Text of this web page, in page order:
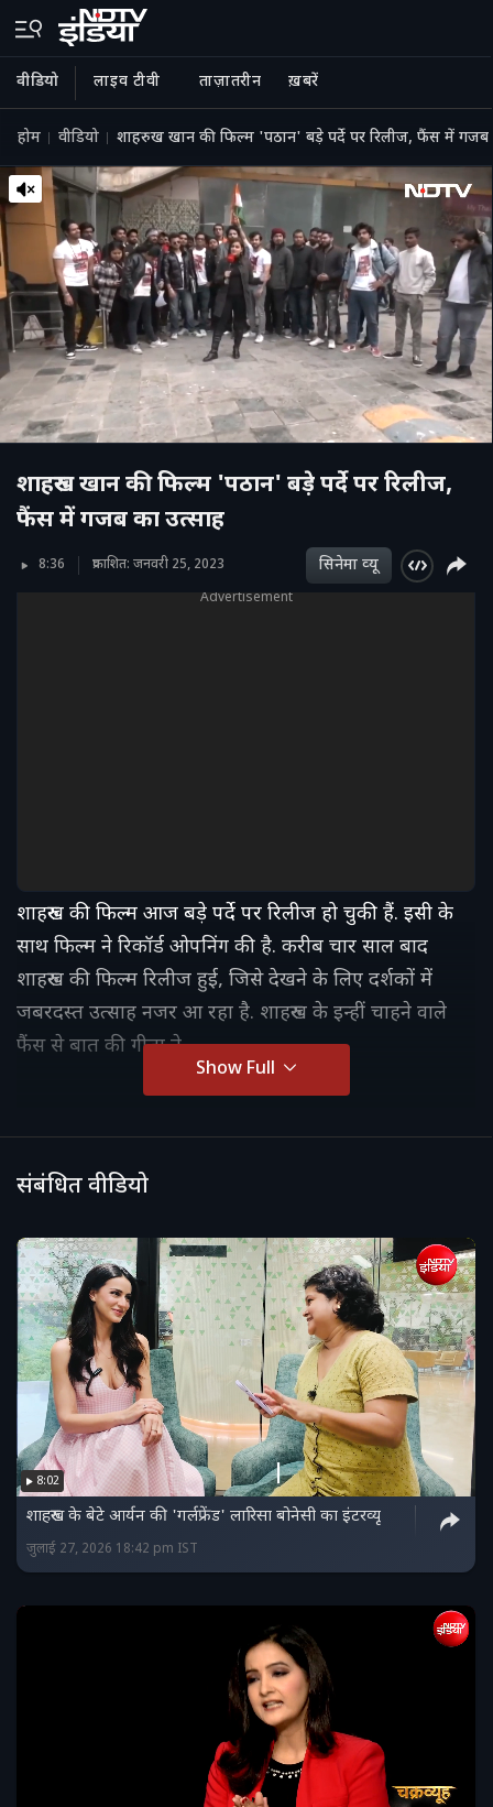
वीडियो लाइव टीवी ताज़ातरीन ख़बरें
होम वीडियो शाहरुख खान की फिल्म 'पठान' बड़े पर्दे पर रिलीज, फैंस में गजब
शाहरुख खान की फिल्म 'पठान' बड़े पर्दे पर रिलीज,
फैंस में गजब का उत्साह
8:36 प्रकाशित: जनवरी 25, 2023 सिनेमा व्‍यू
Advertisement
शाहरुख की फिल्म आज बड़े पर्दे पर रिलीज हो चुकी हैं. इसी के
साथ फिल्म ने रिकॉर्ड ओपनिंग की है. करीब चार साल बाद
शाहरुख की फिल्म रिलीज हुई, जिसे देखने के लिए दर्शकों में
जबरदस्त उत्साह नजर आ रहा है. शाहरुख के इन्हीं चाहने वाले
फैंस से बात की गीता ने.
Show Full
संबंधित वीडियो
8:02
शाहरुख के बेटे आर्यन की 'गर्लफ्रेंड' लारिसा बोनेसी का इंटरव्यू
जुलाई 27, 2026 18:42 pm IST